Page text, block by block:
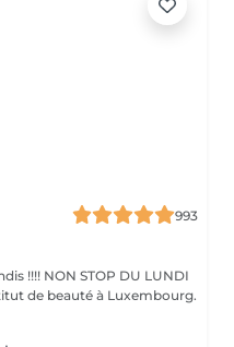
993
!!!! NON STOP DU LUNDI